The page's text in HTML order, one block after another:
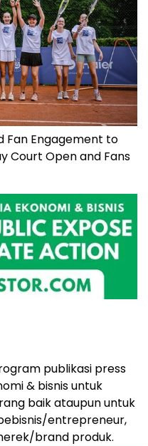
Fan Engagement to
Court Open and Fans
publikasi press
& bisnis untuk
baik ataupun untuk
entrepreneur,
brand produk.